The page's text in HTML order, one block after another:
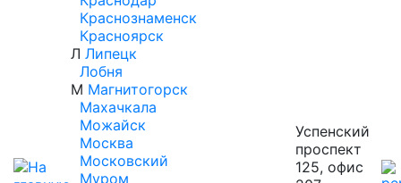
Краснознаменск
Красноярск
Л Липецк
Лобня
М Магнитогорск
Махачкала
Можайск
Москва
Московский
Муром
Успенский
проспект
125, офис